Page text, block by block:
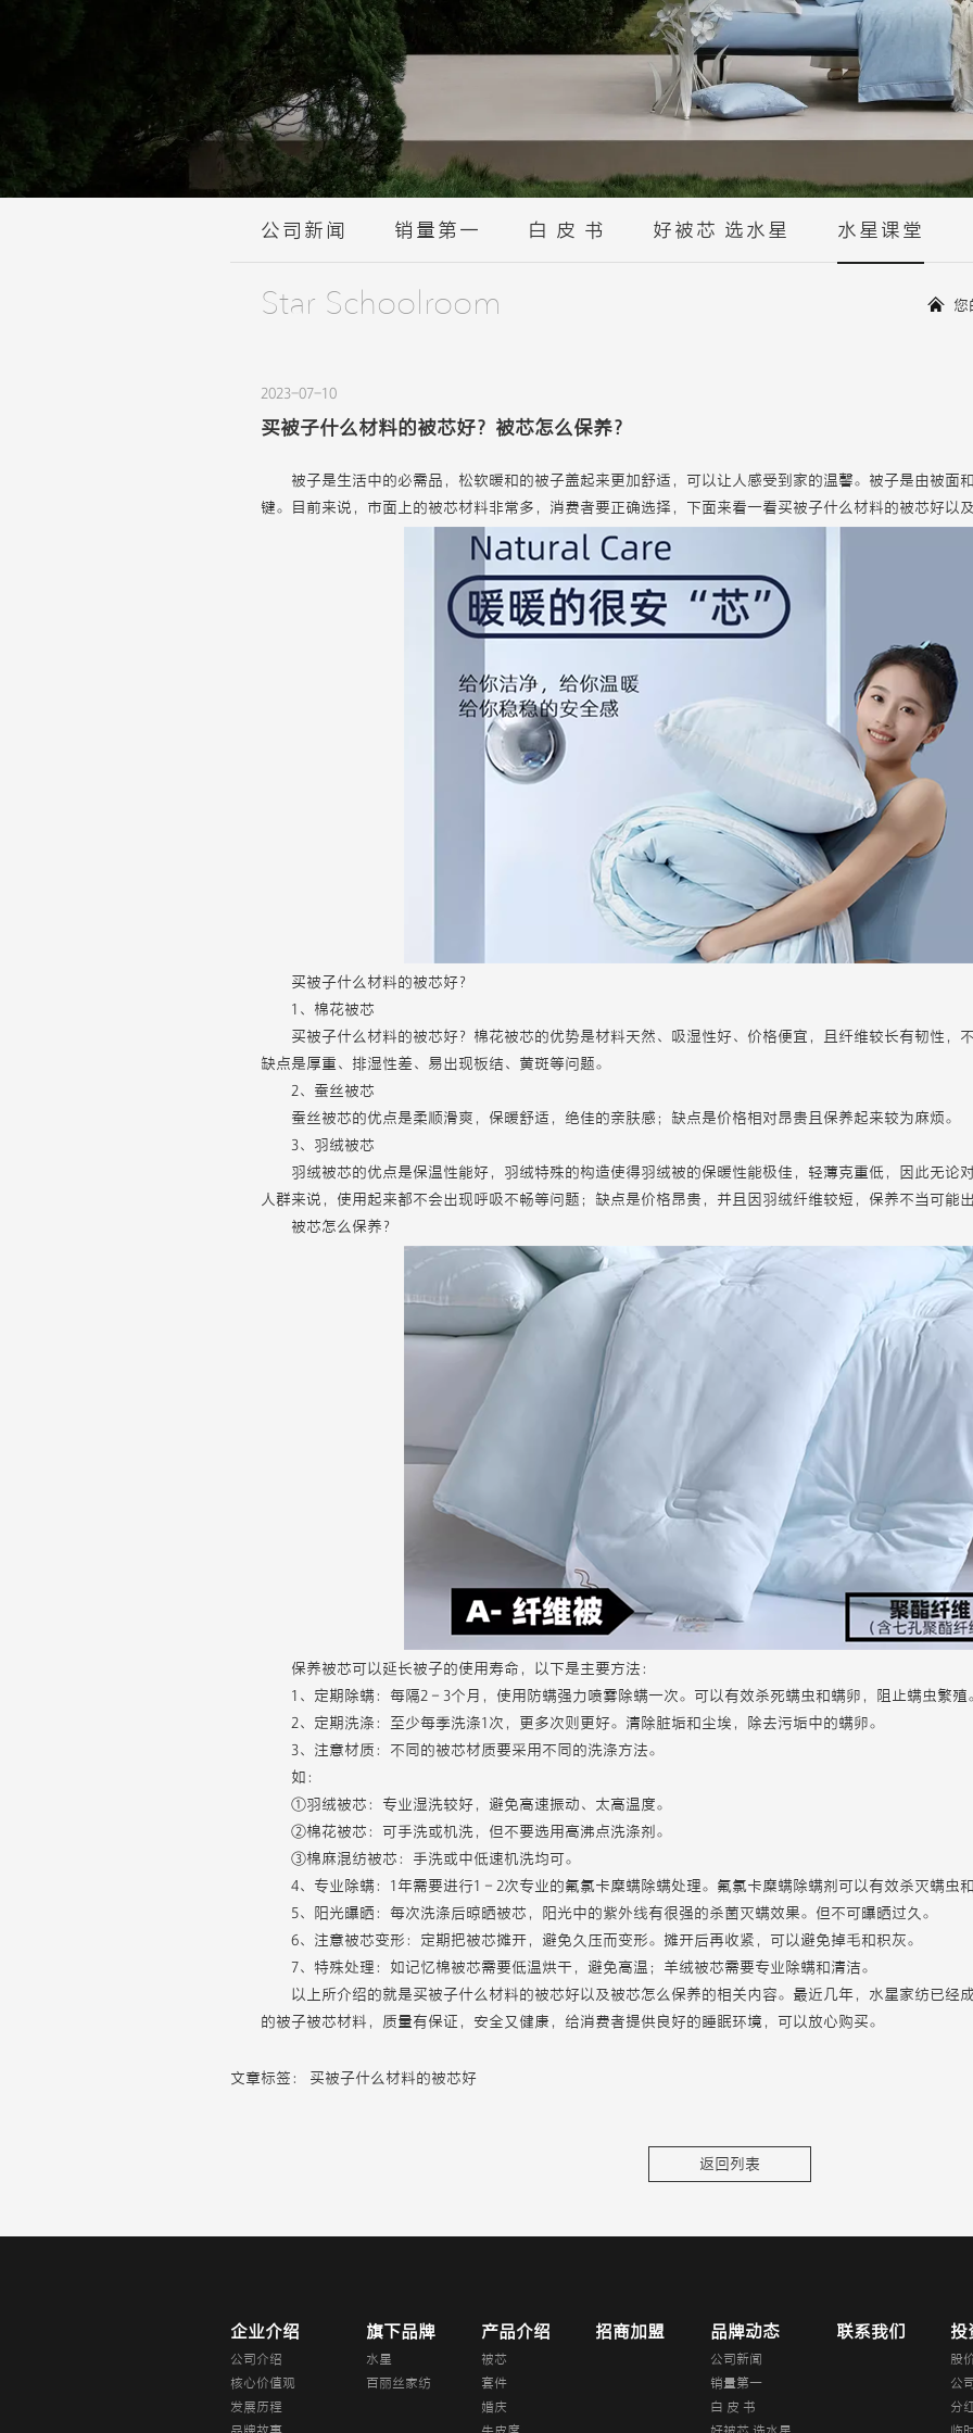
公司新闻 销量第一 白 皮 书 好被芯 选水星 水星课堂
您
Star Schoolroom
2023-07-10
买被子什么材料的被芯好？被芯怎么保养？
被子是生活中的必需品，松软暖和的被子盖起来更加舒适，可以让人感受到家的温馨。被子是由被面和
键。目前来说，市面上的被芯材料非常多，消费者要正确选择，下面来看一看买被子什么材料的被芯好以及
买被子什么材料的被芯好？
1、棉花被芯
买被子什么材料的被芯好？棉花被芯的优势是材料天然、吸湿性好、价格便宜，且纤维较长有韧性，
缺点是厚重、排湿性差、易出现板结、黄斑等问题。
2、蚕丝被芯
蚕丝被芯的优点是柔顺滑爽，保暖舒适，绝佳的亲肤感；缺点是价格相对昂贵且保养起来较为麻烦。
3、羽绒被芯
羽绒被芯的优点是保温性能好，羽绒特殊的构造使得羽绒被的保暖性能极佳，轻薄克重低，因此无论
人群来说，使用起来都不会出现呼吸不畅等问题；缺点是价格昂贵，并且因羽绒纤维较短，保养不当可能出
被芯怎么保养？
保养被芯可以延长被子的使用寿命，以下是主要方法：
1、定期除螨：每隔2－3个月，使用防螨强力喷雾除螨一次。可以有效杀死螨虫和螨卵，阻止螨虫繁殖
2、定期洗涤：至少每季洗涤1次，更多次则更好。清除脏垢和尘埃，除去污垢中的螨卵。
3、注意材质：不同的被芯材质要采用不同的洗涤方法。
如：
①羽绒被芯：专业湿洗较好，避免高速振动、太高温度。
②棉花被芯：可手洗或机洗，但不要选用高沸点洗涤剂。
③棉麻混纺被芯：手洗或中低速机洗均可。
4、专业除螨：1年需要进行1－2次专业的氟氯卡糜螨除螨处理。氟氯卡糜螨除螨剂可以有效杀灭螨虫和
5、阳光曝晒：每次洗涤后晾晒被芯，阳光中的紫外线有很强的杀菌灭螨效果。但不可曝晒过久。
6、注意被芯变形：定期把被芯摊开，避免久压而变形。摊开后再收紧，可以避免掉毛和积灰。
7、特殊处理：如记忆棉被芯需要低温烘干，避免高温；羊绒被芯需要专业除螨和清洁。
以上所介绍的就是买被子什么材料的被芯好以及被芯怎么保养的相关内容。最近几年，水星家纺已经
的被子被芯材料，质量有保证，安全又健康，给消费者提供良好的睡眠环境，可以放心购买。
文章标签： 买被子什么材料的被芯好
返回列表
企业介绍
公司介绍
核心价值观
发展历程
旗下品牌
水星
百丽丝家纺
产品介绍
被芯
套件
婚庆
招商加盟 品牌动态
公司新闻
销量第一
白 皮 书
联系我们 投
股
公
分